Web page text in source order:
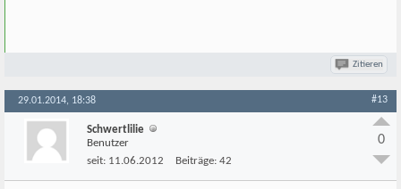
Zitieren
29.01.2014, 18:38 #13
Schwertlilie
Benutzer
seit: 11.06.2012 Beiträge: 42
0